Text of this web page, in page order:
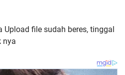
file sudah beres, tinggal
nya